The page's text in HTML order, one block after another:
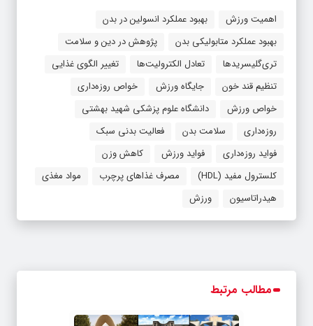
اهمیت ورزش
بهبود عملکرد انسولین در بدن
بهبود عملکرد متابولیکی بدن
پژوهش در دین و سلامت
تری‌گلیسریدها
تعادل الکترولیت‌ها
تغییر الگوی غذایی
تنظیم قند خون
جایگاه ورزش
خواص روزه‌داری
خواص ورزش
دانشگاه علوم پزشکی شهید بهشتی
روزه‌داری
سلامت بدن
فعالیت بدنی سبک
فواید روزه‌داری
فواید ورزش
کاهش وزن
کلسترول مفید (HDL)
مصرف غذاهای پرچرب
مواد مغذی
هیدراتاسیون
ورزش
مطالب مرتبط